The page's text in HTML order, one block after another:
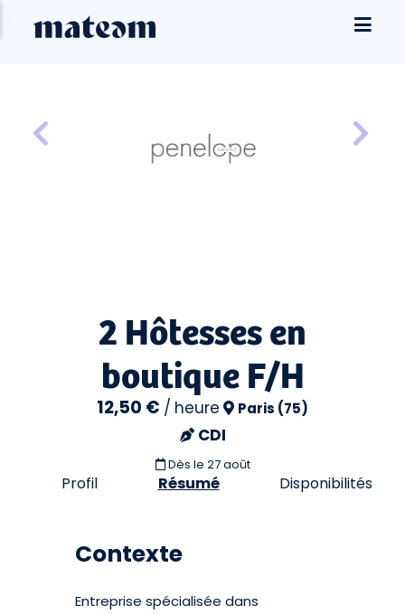
2 Hôtesses en
boutique F/H
12,50 € / heure Paris (75)
CDI
Dès le 27 août
Profil Résumé Disponibilités
Contexte
Entreprise spécialisée dans